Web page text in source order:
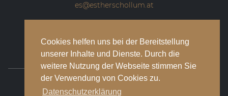
Cookies helfen uns bei der Bereitstellung
unserer Inhalte und Dienste. Durch die
weitere Nutzung der Webseite stimmen Sie
der Verwendung von Cookies zu.
Datenschutzerklärung
es@estherschollum.at
2340 Mödling